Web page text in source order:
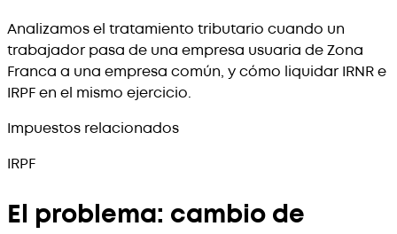
Analizamos el tratamiento tributario cuando un
trabajador pasa de una empresa usuaria de Zona
Franca a una empresa común, y cómo liquidar IRNR e
IRPF en el mismo ejercicio.
Impuestos relacionados
IRPF
El problema: cambio de